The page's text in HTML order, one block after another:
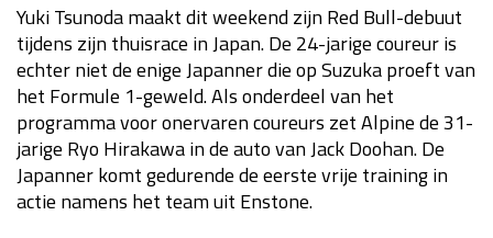
Kwalificatie
za 23:00 - 00:00
Race
zo 21:00 - 23:00
GP MEXICO 2026 30 okt - 01 nov
Kwalificatie
za 19:00 - 20:00
Race
zo 18:00 - 20:00
Yuki Tsunoda maakt dit weekend zijn Red Bull-debuut
tijdens zijn thuisrace in Japan. De 24-jarige coureur is
echter niet de enige Japanner die op Suzuka proeft van
het Formule 1-geweld. Als onderdeel van het
programma voor onervaren coureurs zet Alpine de 31-
jarige Ryo Hirakawa in de auto van Jack Doohan. De
Japanner komt gedurende de eerste vrije training in
actie namens het team uit Enstone.